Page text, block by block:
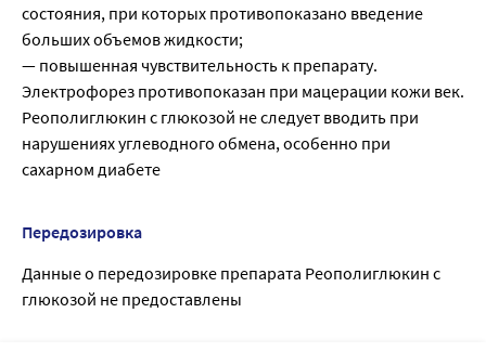
состояния, при которых противопоказано введение
больших объемов жидкости;
— повышенная чувствительность к препарату.
Электрофорез противопоказан при мацерации кожи век.
Реополиглюкин с глюкозой не следует вводить при
нарушениях углеводного обмена, особенно при
сахарном диабете
Передозировка
Данные о передозировке препарата Реополиглюкин с
глюкозой не предоставлены